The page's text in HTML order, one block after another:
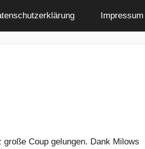
Impressum
große Coup gelungen. Dank Milows